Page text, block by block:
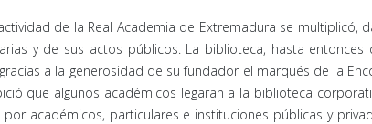
de la Real Academia de Extremadura se multiplicó,
y de sus actos públicos. La biblioteca, hasta entonces
a la generosidad de su fundador el marqués de la
que algunos académicos legaran a la biblioteca
académicos, particulares e instituciones públicas y